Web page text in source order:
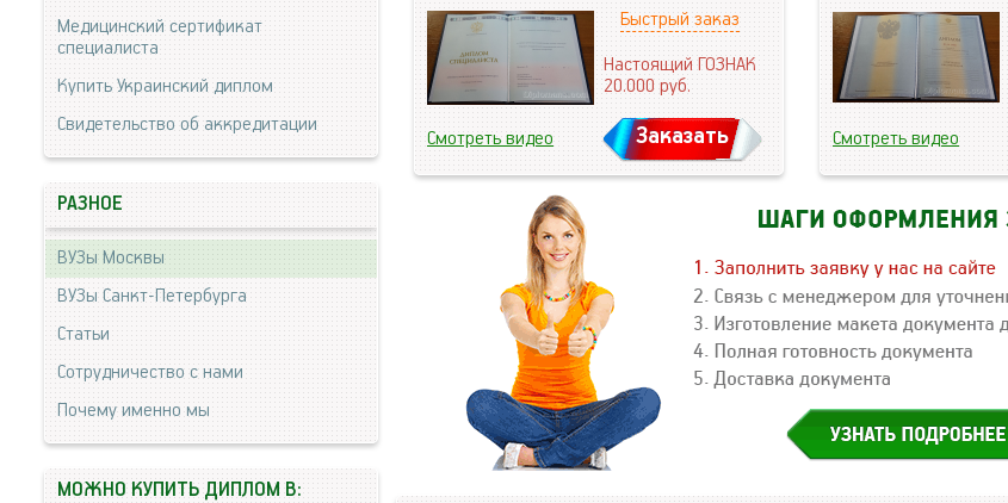
Быстрый заказ
Настоящий ГОЗНАК
20.000руб.
Смотреть видео Заказать Смотреть видео
Медицинский сертификат
специалиста
Купить Украинский диплом
Свидетельство об аккредитации
РАЗНОЕ
ВУЗы Москвы
ВУЗы Санкт-Петербурга
Статьи
Сотрудничество с нами
Почему именно мы
МОЖНО КУПИТЬ ДИПЛОМ В: